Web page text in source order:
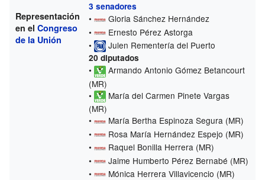
Representación
en elCongreso
de la Unión
3 senadores
•
Gloria Sánchez Hernández
•
Ernesto Pérez Astorga
•
Julen Rementería del Puerto
20 diputados
•
Armando Antonio Gómez Betancourt
(MR)
•
María del Carmen Pinete Vargas
(MR)
•
María Bertha Espinoza Segura (MR)
•
Rosa María Hernández Espejo (MR)
•
Raquel Bonilla Herrera (MR)
•
Jaime Humberto Pérez Bernabé (MR)
•
Mónica Herrera Villavicencio (MR)